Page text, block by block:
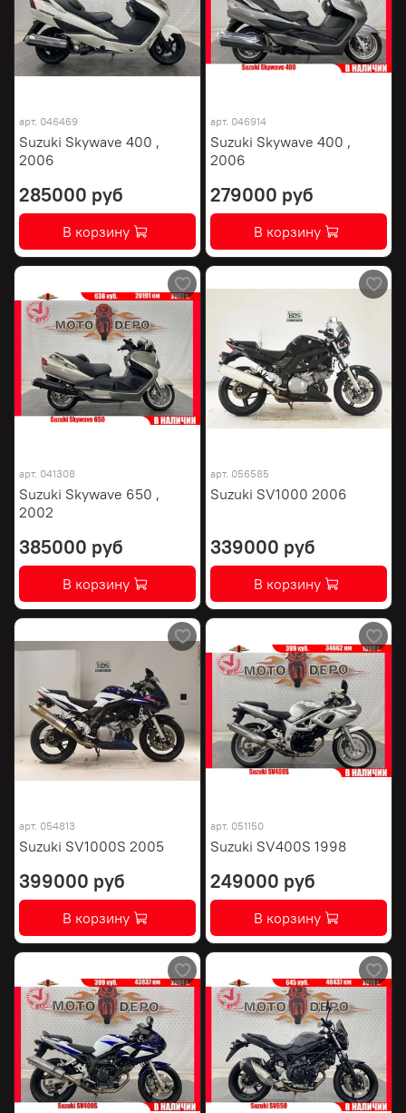
арт. 046469
Suzuki Skywave 400 ,
2006
285000 руб
В корзину
арт. 046914
Suzuki Skywave 400 ,
2006
279000 руб
В корзину
арт. 041308
Suzuki Skywave 650 ,
2002
385000 руб
В корзину
арт. 056585
Suzuki SV1000 2006
339000 руб
В корзину
арт. 054813
Suzuki SV1000S 2005
399000 руб
В корзину
арт. 051150
Suzuki SV400S 1998
249000 руб
В корзину